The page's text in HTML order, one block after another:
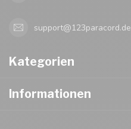
support@123paracord.de
Kategorien
Informationen